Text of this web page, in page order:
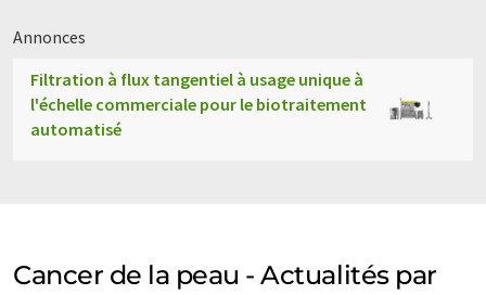
Annonces
Filtration à flux tangentiel à usage unique à
l'échelle commerciale pour le biotraitement
automatisé
Cancer de la peau - Actualités par